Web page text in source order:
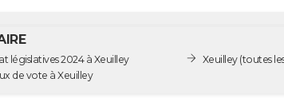
législatives 2024 à Xeuilley
Bureaux de vote à Xeuilley
Xeuilley(toutes